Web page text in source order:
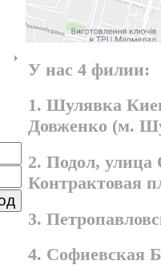
У нас 4 филии:
1. Шулявка
Довженко (м.
2. Подол,
Контрактовая
3.
4. Софиевская